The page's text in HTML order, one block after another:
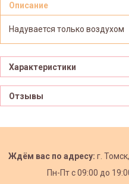
Описание
Надувается только воздухом
Характеристики
Отзывы
Ждём вас по адресу: г.
Пн-Пт с09:00 до